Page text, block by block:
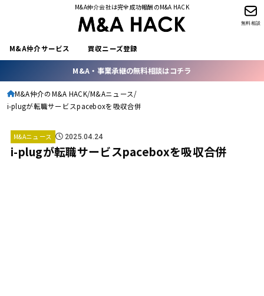
M&A仲介会社は完全成功報酬のM&A HACK
M&A仲介サービス 買収ニーズ登録
無料相談
M&A・事業承継の無料相談はコチラ
M&A仲介のM&A HACK M&Aニュース
i-plugが転職サービスpaceboxを吸収合併
M&Aニュース 2025.04.24
i-plugが転職サービスpaceboxを吸収合併